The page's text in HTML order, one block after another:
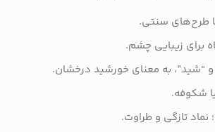
طرح‌های سنتی.
برای زیبایی چشم.
و “شید”، به معنای خورشید درخشان.
شکوفه.
نماد تازگی و طراوت.